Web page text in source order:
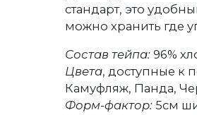
стандарт, это
можно хранить где
Состав тейпа: 96%
Цвета, доступные к
Камуфляж, Панда,
Форм-фактор: 5см